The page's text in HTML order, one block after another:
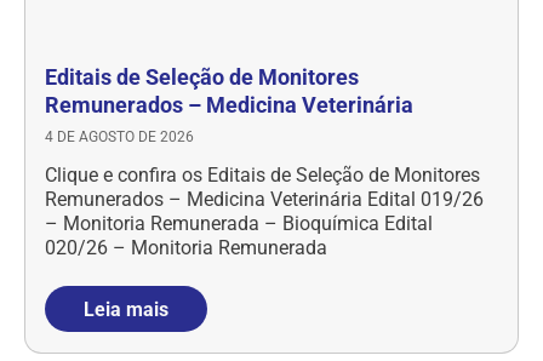
Editais de Seleção de Monitores
Remunerados – Medicina Veterinária
4 DE AGOSTO DE 2026
Clique e confira os Editais de Seleção de Monitores
Remunerados – Medicina Veterinária Edital 019/26
– Monitoria Remunerada – Bioquímica Edital
020/26 – Monitoria Remunerada
Leia mais